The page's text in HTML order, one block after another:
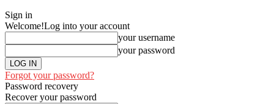
Sign in
Welcome!Log into your account
your username
your password
Forgot your password?
Password recovery
Recover your password